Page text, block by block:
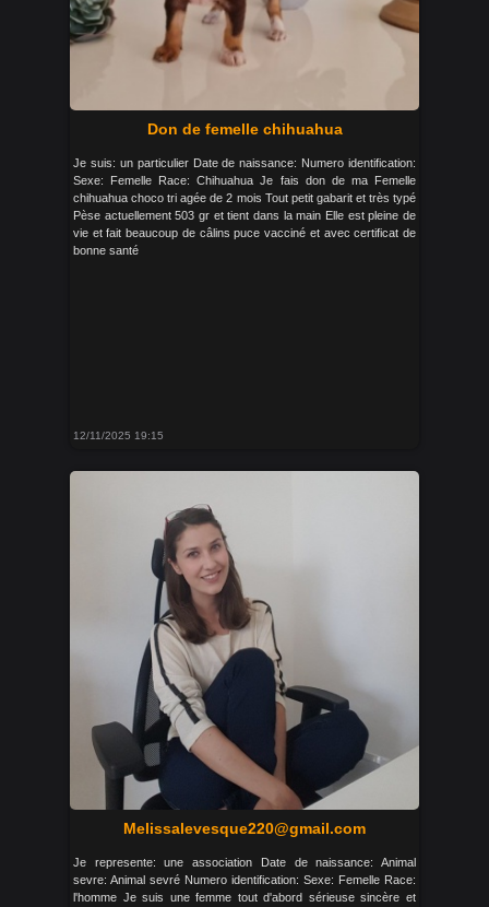
Don de femelle chihuahua
Je suis: un particulier Date de naissance: Numero identification:
Sexe: Femelle Race: Chihuahua Je fais don de ma Femelle
chihuahua choco tri agée de 2 mois Tout petit gabarit et très typé
Pèse actuellement 503 gr et tient dans la main Elle est pleine de
vie et fait beaucoup de câlins puce vacciné et avec certificat de
bonne santé
12/11/2025 19:15
Melissalevesque220@gmail.com
Je represente: une association Date de naissance: Animal
sevre: Animal sevré Numero identification: Sexe: Femelle Race:
l'homme Je suis une femme tout d'abord sérieuse sincère et